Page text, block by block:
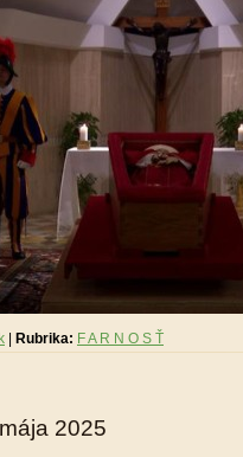
Rubrika: F A R N O S Ť
2025